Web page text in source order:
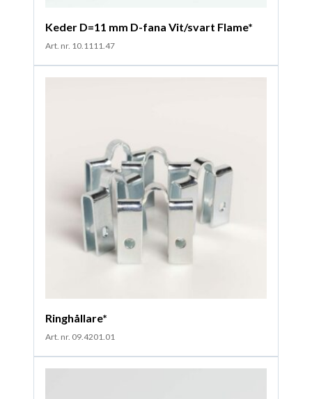
Keder D=11 mm D-fana Vit/svart Flame*
Art. nr. 10.1111.47
Ringhållare*
Art. nr. 09.4201.01